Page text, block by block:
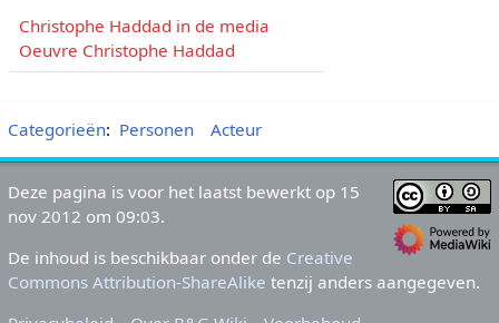
Christophe Haddad in de media
Oeuvre Christophe Haddad
Categorieën: Personen Acteur
Deze pagina is voor het laatst bewerkt op 15
nov 2012 om 09:03.
De inhoud is beschikbaar onder de Creative
Commons Attribution-ShareAlike tenzij anders aangegeven.